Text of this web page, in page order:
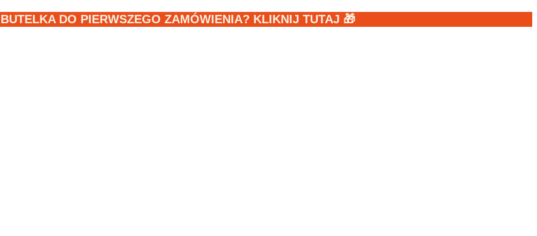
DO PIERWSZEGO ZAMÓWIENIA? KLIKNIJ TUTAJ 🎁